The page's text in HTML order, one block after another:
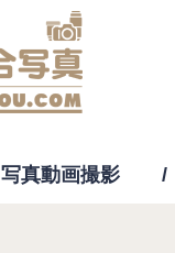
写真動画撮影